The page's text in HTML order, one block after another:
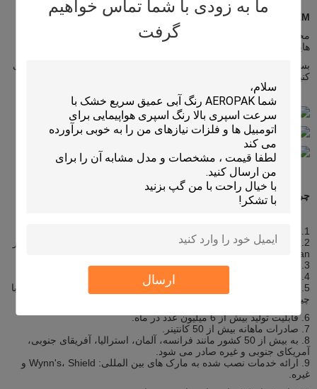
ما به زودی با شما تماس خواهیم
گرفت
ارسال
OEM و ODM
محصول: ما می توانیم محصول درخواستی شما را پس از تایید تکنسین
هایمان تولید کنیم.
بسته: ما می توانیم بسته بندی را بر اساس اندازه درخواستی شما طراحی
کنیم.
چرا ما را انتخاب کنید
1. تاسیس در سال 1997، حدود 15 سال سابقه;
Foshan ساخت درزگیر.
3. چهار (4) مارک اصلی: I-LIKE، CAPTAIN، IMAX، KING JOIN.
4. گواهینامه های ISO9001، TUV، ASTM، REACH، و غیره.
5. عضو طلایی بیش از 5 وب سایت B2B: علی بابا، علی بابا ژاپن، علی بابا
چین، ساخت چین و غیره.
6. قابلیت تولید بیش از 6 میلیون عدد در ماه.
7. صادرات ماهانه بیش از 50 کانتینر.
8. به بیش از 50 کشور مانند فرانسه، آلمان، استرالیا، آفریقای جنوبی،
آمریکای جنوبی و غیره صادر می شود.
9. ارائه خدمات نصب شده به مارک های بین المللی: Wynn's، Shield و
غیره.